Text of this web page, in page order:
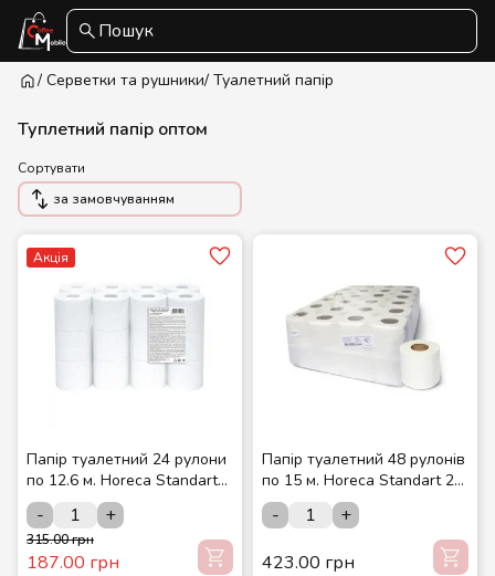
Пошук
/ Серветки та рушники/ Туалетний папір
Туплетний папір оптом
Сортувати
за замовчуванням
Акція
Папір туалетний 24 рулони
по 12.6 м. Horeca Standart
Small 2-х шаровий
- +
315.00 грн
187.00 грн
Папір туалетний 48 рулонів
по 15 м. Horeca Standart 2-х
шаровий
-
+
423.00 грн